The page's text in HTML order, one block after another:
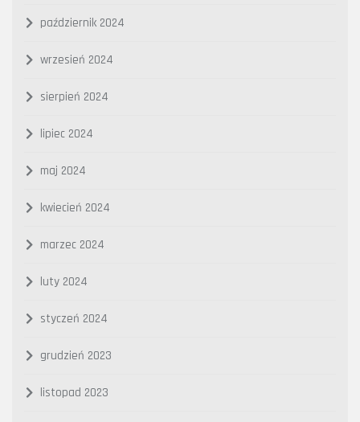
październik 2024
wrzesień 2024
sierpień 2024
lipiec 2024
maj 2024
kwiecień 2024
marzec 2024
luty 2024
styczeń 2024
grudzień 2023
listopad 2023